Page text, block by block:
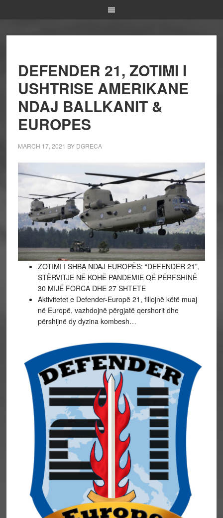
DEFENDER 21, ZOTIMI I
USHTRISE AMERIKANE
NDAJ BALLKANIT &
EUROPES
MARCH 17, 2021 BY DGRECA
ZOTIMI I SHBA NDAJ EUROPËS: “DEFENDER 21”,
STËRVITJE NË KOHË PANDEMIE QË PËRFSHINË
30 MIJË FORCA DHE 27 SHTETE
Aktivitetet e Defender-Europë 21, fillojnë këtë muaj
në Europë, vazhdojnë përgjatë qershorit dhe
përshijnë dy dyzina kombesh…